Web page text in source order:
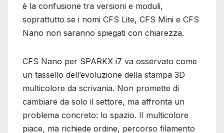
è la confusione tra versioni e moduli,
soprattutto se i nomi CFS Lite, CFS Mini e CFS
Nano non saranno spiegati con chiarezza.
CFS Nano per SPARKX i7 va osservato come
un tassello dell’evoluzione della stampa 3D
multicolore da scrivania. Non promette di
cambiare da solo il settore, ma affronta un
problema concreto: lo spazio. Il multicolore
piace, ma richiede ordine, percorso filamento